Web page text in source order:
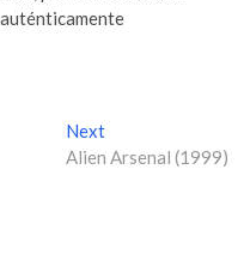
NextN
e
Alien Arsenal (1999)